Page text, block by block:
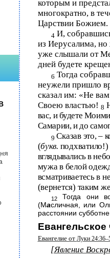
которым и
многократно, в
Царствии Божием.
4 И,
из Иерусалима, но
уже слышали от
дней будете
6 Тогда
неужели пришло
сказал им: «Не
Своею властью! 8
вас, и будете
Самарии, и до
9 Сказав это, –
(букв.
вглядывались в
мужа в белой
всматриваетесь в
(вернется) таким
12Тогда они
(Масличная, или
расстоянии
Евангельское
Евангелие от Луки
[Явление